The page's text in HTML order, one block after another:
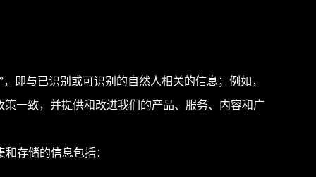
即与已识别或可识别的自然人相关的信息；例如，
一致，并提供和改进我们的产品、服务、内容和广
存储的信息包括：